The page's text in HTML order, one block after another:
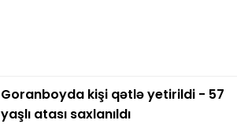
© sabirabadxeber.az
Goranboyda kişi qətlə yetirildi - 57
yaşlı atası saxlanıldı